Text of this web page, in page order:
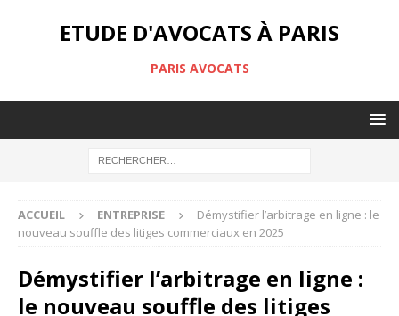
ETUDE D'AVOCATS À PARIS
PARIS AVOCATS
ACCUEIL ENTREPRISE
Démystifier l’arbitrage en ligne : le
nouveau souffle des litiges commerciaux en 2025
Démystifier l’arbitrage en ligne :
le nouveau souffle des litiges